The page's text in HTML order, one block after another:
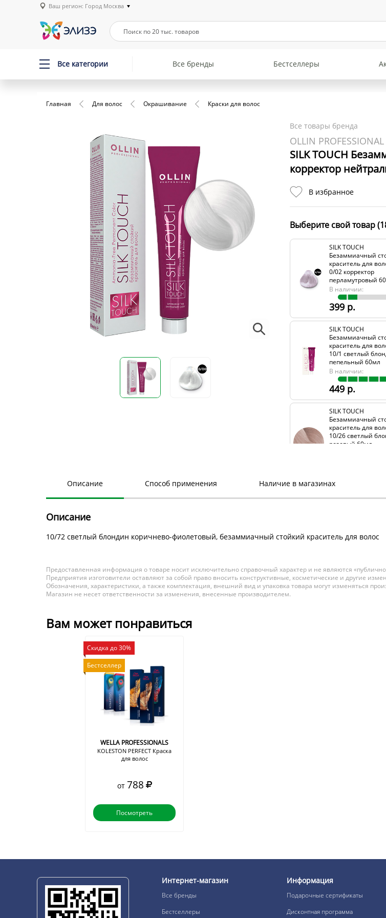
Ваш регион: Город Москва
Все категории Все бренды Бестселлеры
Главная Для волос Окрашивание Краски для волос
Все товары бренда
OLLIN PROFESSIONAL
SILK TOUCH
корректор
В избранное
Выберите свой товар
SILK TOUCH
Безаммиачный
краситель для
0/02 корректор
перламутровый
В наличии:
399 р.
SILK TOUCH
Безаммиачный
краситель для
10/1 светлый
пепельный 60мл
В наличии:
449 р.
SILK TOUCH
Безаммиачный
краситель для
10/26 светлый
розовый 60мл
Безаммиачный
В наличии:
SILK TOUCH
Безаммиачный
краситель для
399 р.
Безаммиачный
Описание Способ применения Наличие в магазинах
Описание
10/72 светлый блондин коричнево-фиолетовый, безаммиачный стойкий краситель для волос
Предоставленная информация о товаре носит исключительно справочный характер и не являются
Предприятия изготовители оставляют за собой право вносить конструктивные, косметические и другие
Обозначения, характеристики, а также комплектация, внешний вид и упаковка товара могут изменяться
Магазин не несет ответственности за изменения, внесенные производителем.
Вам может понравиться
Скидка до 30%
Бестселлер
WELLA PROFESSIONALS
KOLESTON PERFECT Краска
для волос
от 788
Посмотреть
Интернет-магазин
Все бренды
Бестселлеры
Информация
Подарочные сертификаты
Дисконтная программа